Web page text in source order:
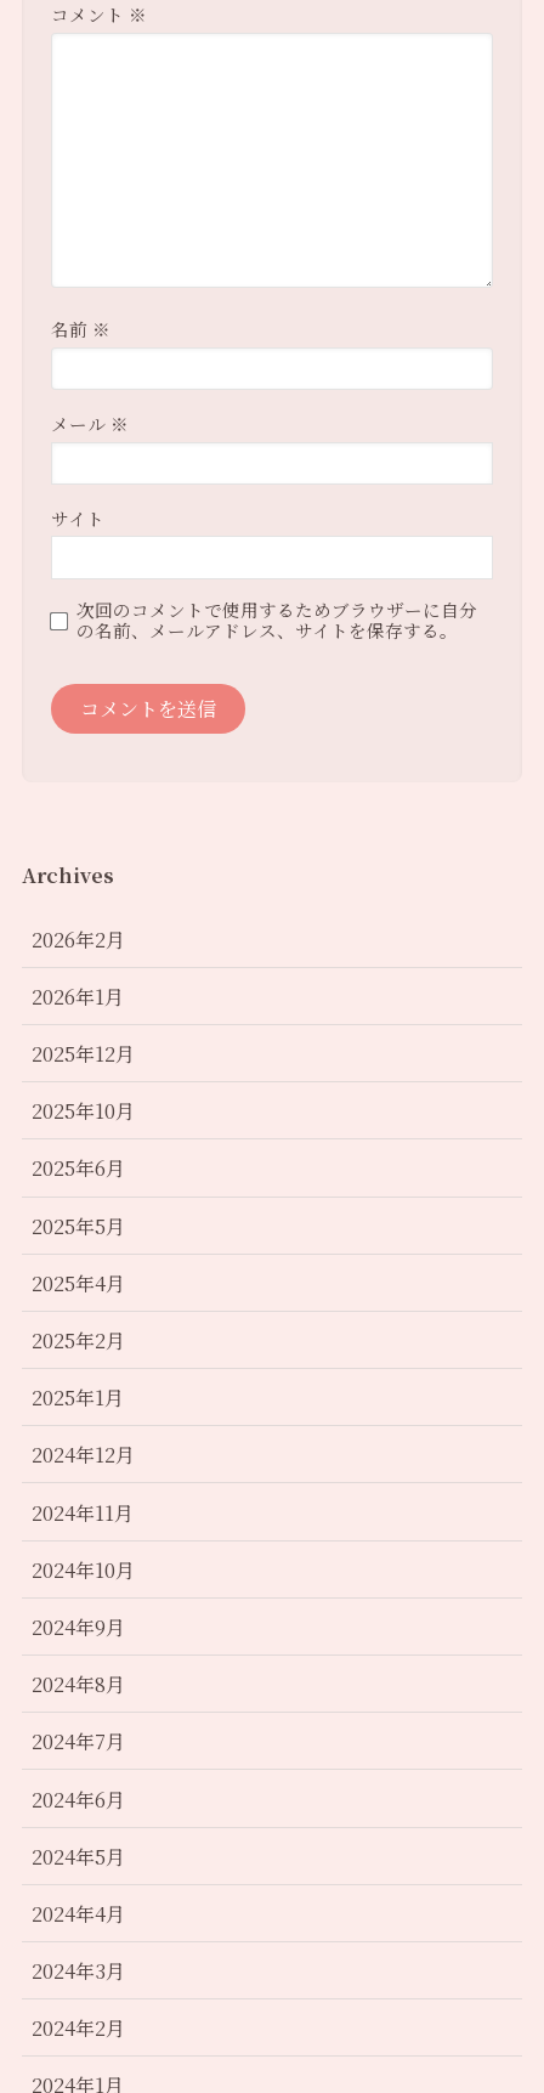
コメント ※
名前 ※
メール ※
サイト
次回のコメントで使用するためブラウザーに自分
の名前、メールアドレス、サイトを保存する。
Archives
2026年2月
2026年1月
2025年12月
2025年10月
2025年6月
2025年5月
2025年4月
2025年2月
2025年1月
2024年12月
2024年11月
2024年10月
2024年9月
2024年8月
2024年7月
2024年6月
2024年5月
2024年4月
2024年3月
2024年2月
2024年1月